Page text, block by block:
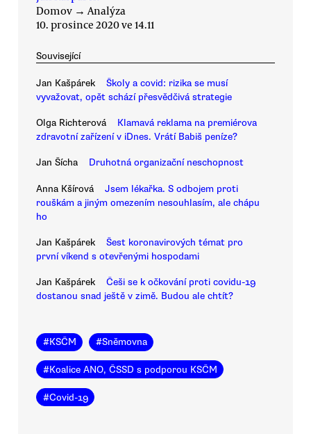
Domov →Analýza
10. prosince 2020 ve 14.11
Související
Jan Kašpárek
Školy a covid: rizika se musí
vyvažovat, opět schází přesvědčivá strategie
Olga Richterová
Klamavá reklama na premiérova
zdravotní zařízení v iDnes. Vrátí Babiš peníze?
Jan Šícha Druhotná organizační neschopnost
Anna Kšírová
Jsem lékařka. S odbojem proti
rouškám a jiným omezením nesouhlasím, ale chápu
ho
Jan Kašpárek
Šest koronavirových témat pro
první víkend s otevřenými hospodami
Jan Kašpárek
Češi se k očkování proti covidu-19
dostanou snad ještě v zimě. Budou ale chtít?
#KSČM #Sněmovna
#Koalice ANO, ČSSD s podporou KSČM
#Covid-19